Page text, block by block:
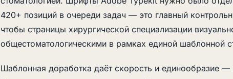
420+ позиций в очереди задач — это главный
чтобы страницы хирургической специализации
общестоматологическими в рамках единой шаблонной
Шаблонная доработка даёт скорость и единообразие —